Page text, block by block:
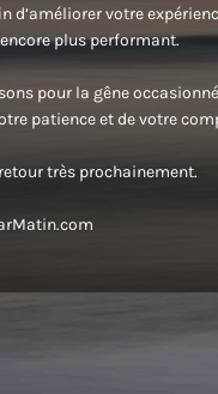
d’améliorer votre
plus performant.
pour la gêne
patience et de votre
très prochainement.